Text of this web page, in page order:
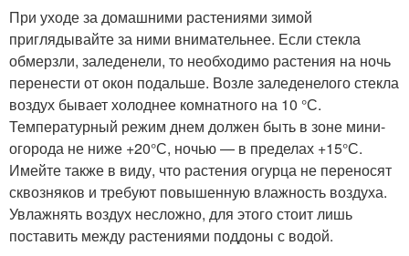
При уходе за домашними растениями зимой
приглядывайте за ними внимательнее. Если стекла
обмерзли, заледенели, то необходимо растения на ночь
перенести от окон подальше. Возле заледенелого стекла
воздух бывает холоднее комнатного на 10 °С.
Температурный режим днем должен быть в зоне мини-
огорода не ниже +20°С, ночью — в пределах +15°С.
Имейте также в виду, что растения огурца не переносят
сквозняков и требуют повышенную влажность воздуха.
Увлажнять воздух несложно, для этого стоит лишь
поставить между растениями поддоны с водой.